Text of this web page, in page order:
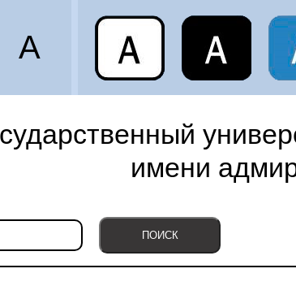
A
имени